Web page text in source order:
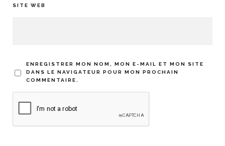
SITE WEB
ENREGISTRER MON NOM, MON E-MAIL ET MON SITE
DANS LE NAVIGATEUR POUR MON PROCHAIN
COMMENTAIRE.